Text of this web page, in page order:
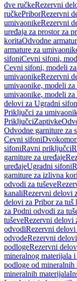
dve ručkeRezervni
ručkePriborRezervni
umivaonikeRezervni
uređaja za prostor za
koritaOdvodne
armature za
sifoniCevni sifoni,
Cevni sifoni, modeli
umivaonikeRezervni
umivaonike, modeli za
umivaonike, modeli za
delovi za Ugradni
Priključci za
PriključciZaptivke
Odvodne garniture za
Cevni sifoni
sifoniRavni priključci
garniture za uređaje
uređajeUgradni sifoni
garniture za izlivna
odvodi za tuševe
kanaliRezervni delovi
delovi za Pribor za tuš
za Podni odvodi za
tuševeRezervni delovi
odvodiRezervni
odvodeRezervni
podlogeRezervni
mineralnog materijala
podloge od mineralnih
mineralnih materijala